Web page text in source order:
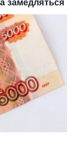
замедляться